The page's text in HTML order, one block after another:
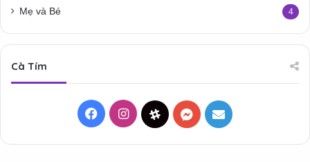
Mẹ và Bé 4
Cà Tím
FacebookInstagramThreadsMessenger
Mail